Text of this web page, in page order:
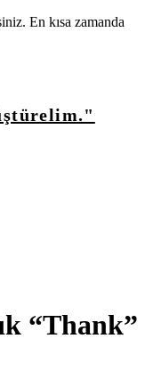
En kısa zamanda
“Thank”